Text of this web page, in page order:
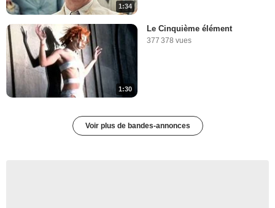
1:34
1:30
Le Cinquième élément
377 378 vues
Voir plus de bandes-annonces